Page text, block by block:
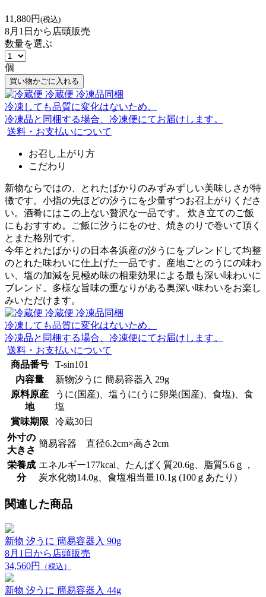
11,880円 (税込)
8月1日から店頭販売
数量を選ぶ
個
買い物かごに入れる
冷蔵便 冷凍品同梱
冷凍しても品質に変化はないため、
冷凍品と同梱する場合、冷凍便にてお届けします。
送料・お支払いについて
お召し上がり方
こだわり
新物ならではの、とれたばかりのみずみずしい美味しさが特
徴です。小指の先ほどの汐うにを少量ずつお召上がりくださ
い。酒肴にはこの上ない贅沢な一品です。 炊き立てのご飯
にもおすすめ。ご飯に汐うにをのせ、焼きのりで巻いて頂く
とまた格別です。
今年とれたばかりの日本各浜産の汐うにをブレンドして均整
のとれた味わいに仕上げた一品です。産地ごとのうにの味わ
い、塩の加減を見極め味の相乗効果による最も深い味わいに
ブレンド。多様な旨味の重なりがある奥深い味わいをお楽し
みいただけます。
冷蔵便 冷凍品同梱
冷凍しても品質に変化はないため、
冷凍品と同梱する場合、冷凍便にてお届けします。
送料・お支払いについて
商品番号
T-sin101
内容量
新物汐うに 簡易容器入 29g
原料原産
地
うに(国産)、塩うに(うに卵巣(国産)、食塩)、食
塩
賞味期限
冷蔵30日
外寸の
大きさ
簡易容器 直径6.2cm×高さ2cm
栄養成
分
エネルギー177kcal、たんぱく質20.6g、脂質5.6ｇ，
炭水化物14.0g、食塩相当量10.1g (100ｇあたり)
関連した商品
新物 汐うに 簡易容器入 90g
8月1日から店頭販売
34,560円
（税込）
新物 汐うに 簡易容器入 44g